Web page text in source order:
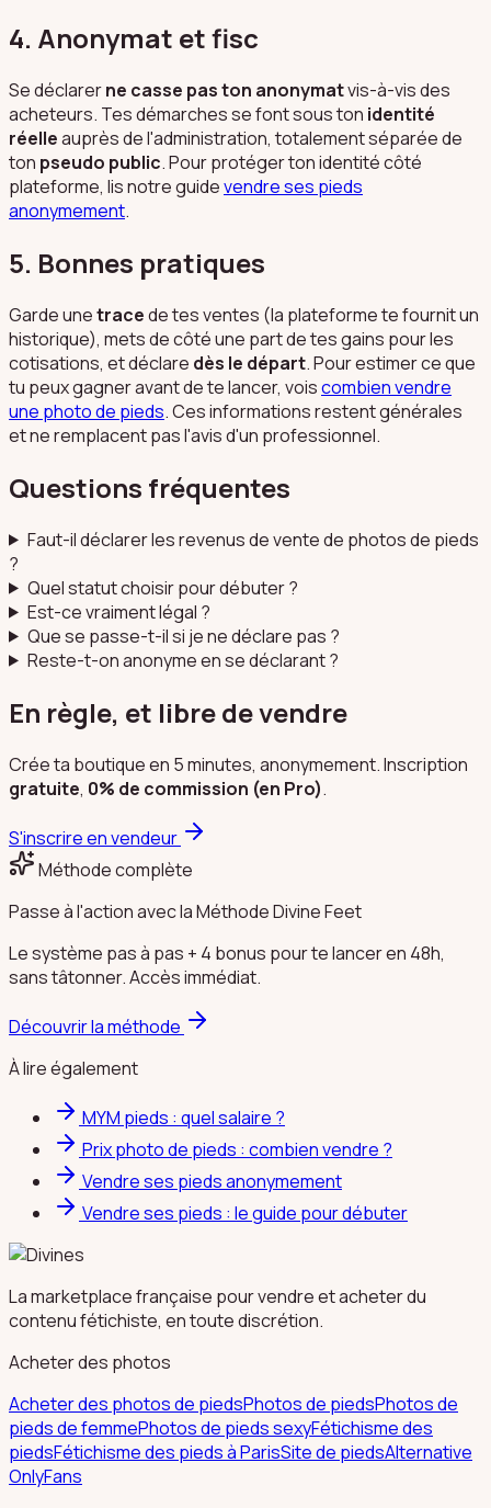
4. Anonymat et fisc
Se déclarerne casse pas ton anonymatvis-à-vis des
acheteurs. Tes démarches se font sous ton identité
réelleauprès de l'administration, totalement séparée de
ton pseudo public. Pour protéger ton identité côté
plateforme, lis notre guidevendre ses pieds
anonymement.
5. Bonnes pratiques
Garde unetracede tes ventes (la plateforme te fournit un
historique), mets de côté une part de tes gains pour les
cotisations, et déclare dès le départ. Pour estimer ce que
tu peux gagner avant de te lancer, voiscombien vendre
une photo de pieds. Ces informations restent générales
et ne remplacent pas l'avis d'un professionnel.
Questions fréquentes
Faut-il déclarer les revenus de vente de photos de pieds
?
Quel statut choisir pour débuter ?
Est-ce vraiment légal ?
Que se passe-t-il si je ne déclare pas ?
Reste-t-on anonyme en se déclarant ?
En règle, et libre de vendre
Crée ta boutique en 5 minutes, anonymement. Inscription
gratuite, 0% de commission (en Pro).
S'inscrire en vendeur
Méthode complète
Passe à l'action avec la Méthode Divine Feet
Le système pas à pas + 4 bonus pour te lancer en 48h,
sans tâtonner. Accès immédiat.
Découvrir la méthode
À lire également
MYM pieds : quel salaire ?
Prix photo de pieds : combien vendre ?
Vendre ses pieds anonymement
Vendre ses pieds : le guide pour débuter
La marketplace française pour vendre et acheter du
contenu fétichiste, en toute discrétion.
Acheter des photos
Acheter des photos de piedsPhotos de piedsPhotos de
pieds de femmePhotos de pieds sexyFétichisme des
piedsFétichisme des pieds à ParisSite de piedsAlternative
OnlyFans